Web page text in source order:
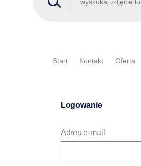
Start Kontakt Oferta
Logowanie
Adres e-mail